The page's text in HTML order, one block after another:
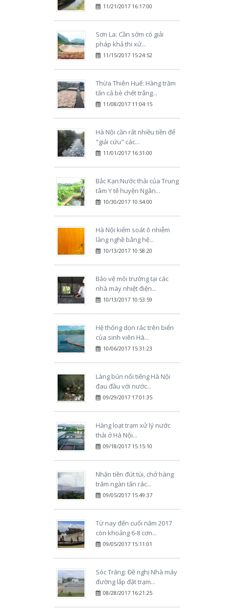
11/21/2017 16:17:00
Sơn La: Cần sớm có giải
pháp khả thi xử...
11/15/2017 15:24:52
Thừa Thiên Huế: Hàng trăm
tấn cá bè chết trắng...
11/08/2017 11:04:15
Hà Nội cần rất nhiều tiền để
"giải cứu" các...
11/01/2017 16:31:00
Bắc Kạn:Nước thải của Trung
tâm Y tế huyện Ngân...
10/30/2017 10:54:00
Hà Nội kiểm soát ô nhiễm
làng nghề bằng hệ...
10/13/2017 10:58:20
Bảo vệ môi trường tại các
nhà máy nhiệt điện...
10/13/2017 10:53:59
Hệ thống dọn rác trên biển
của sinh viên Hà...
10/06/2017 15:31:23
Làng bún nổi tiếng Hà Nội
đau đầu với nước...
09/29/2017 17:01:35
Hàng loạt trạm xử lý nước
thải ở Hà Nội...
09/18/2017 15:15:10
Nhận tiền đút túi, chở hàng
trăm ngàn tấn rác...
09/05/2017 15:49:37
Từ nay đến cuối năm 2017
còn khoảng 6-8 cơn...
09/05/2017 15:11:01
Sóc Trăng: Đề nghị Nhà máy
đường lắp đặt trạm...
08/28/2017 16:21:25